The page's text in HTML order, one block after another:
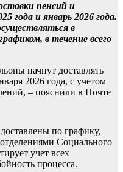
пенсий и
года и январь 2026 года.
в
в течение всего
начнут доставлять
2026 года, с учетом
– пояснили в Почте
по графику,
Социального
учет всех
процесса.